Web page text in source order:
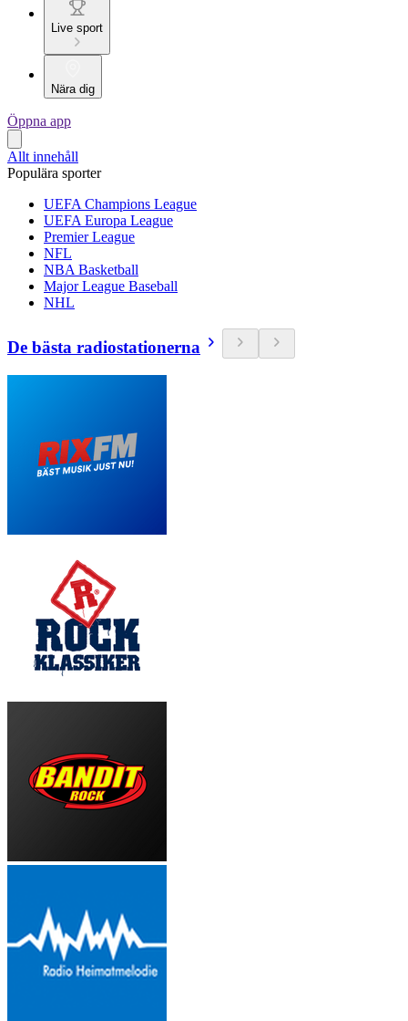
Live sport
Nära dig
Öppna app
Allt innehåll
Populära sporter
UEFA Champions League
UEFA Europa League
Premier League
NFL
NBA Basketball
Major League Baseball
NHL
De bästa radiostationerna